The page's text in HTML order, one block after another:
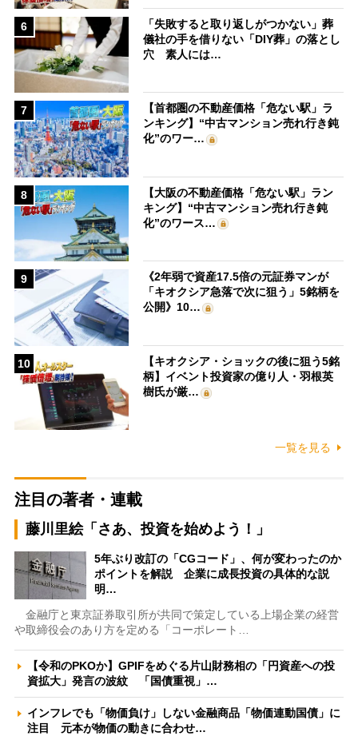
6
「失敗すると取り返しがつかない」葬
儀社の手を借りない「DIY葬」の落とし
穴 素人には…
7
【首都圏の不動産価格「危ない駅」ラ
ンキング】“中古マンション売れ行き鈍
化”のワー…
8
【大阪の不動産価格「危ない駅」ラン
キング】“中古マンション売れ行き鈍
化”のワース…
9
《2年弱で資産17.5倍の元証券マンが
「キオクシア急落で次に狙う」5銘柄を
公開》10…
10
【キオクシア・ショックの後に狙う5銘
柄】イベント投資家の億り人・羽根英
樹氏が厳…
一覧を見る
注目の著者・連載
藤川里絵「さあ、投資を始めよう！」
5年ぶり改訂の「CGコード」、何が変わったのか
ポイントを解説 企業に成長投資の具体的な説
明…
金融庁と東京証券取引所が共同で策定している上場企業の経営
や取締役会のあり方を定める「コーポレート…
【令和のPKOか】GPIFをめぐる片山財務相の「円資産への投
資拡大」発言の波紋 「国債重視」…
インフレでも「物価負け」しない金融商品「物価連動国債」に
注目 元本が物価の動きに合わせ…